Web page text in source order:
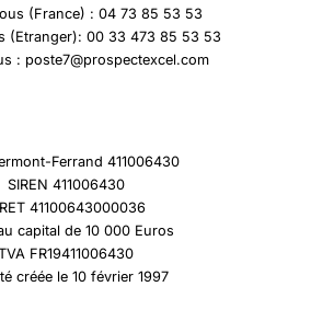
(France) : 04 73 85 53 53
(Etranger): 00 33 473 85 53 53
: poste7@prospectexcel.com
Ferrand 411006430
SIREN 411006430
41100643000036
capital de 10 000 Euros
FR19411006430
créée le 10 février 1997